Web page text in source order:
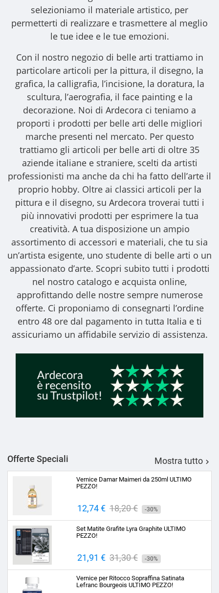
selezioniamo il materiale artistico, per
permetterti di realizzare e trasmettere al meglio
le tue idee e le tue emozioni.
Con il nostro negozio di belle arti trattiamo in
particolare articoli per la pittura, il disegno, la
grafica, la calligrafia, l’incisione, la doratura, la
scultura, l’aerografia, il face painting e la
decorazione. Noi di Ardecora ci teniamo a
proporti i prodotti per belle arti delle migliori
marche presenti nel mercato. Per questo
trattiamo gli articoli per belle arti di oltre 35
aziende italiane e straniere, scelti da artisti
professionisti ma anche da chi ha fatto dell’arte il
proprio hobby. Oltre ai classici articoli per la
pittura e il disegno, su Ardecora troverai tutti i
più innovativi prodotti per esprimere la tua
creatività. A tua disposizione un ampio
assortimento di accessori e materiali, che tu sia
un’artista esigente, uno studente di belle arti o un
appassionato d’arte. Scopri subito tutti i prodotti
nel nostro catalogo e acquista online,
approfittando delle nostre sempre numerose
offerte. Ci proponiamo di consegnarti l’ordine
entro 48 ore dal pagamento in tutta Italia e ti
assicuriamo un affidabile servizio di assistenza.
Offerte Speciali Mostra tutto 
Vernice Damar Maimeri da 250ml ULTIMO
PEZZO!
Prezzo
12,74 € Prezzo
base
18,20 € -30%
Set Matite Grafite Lyra Graphite ULTIMO
PEZZO!
Prezzo
21,91 € Prezzo
base
31,30 € -30%
Vernice per Ritocco Sopraffina Satinata
Lefranc Bourgeois ULTIMO PEZZO!